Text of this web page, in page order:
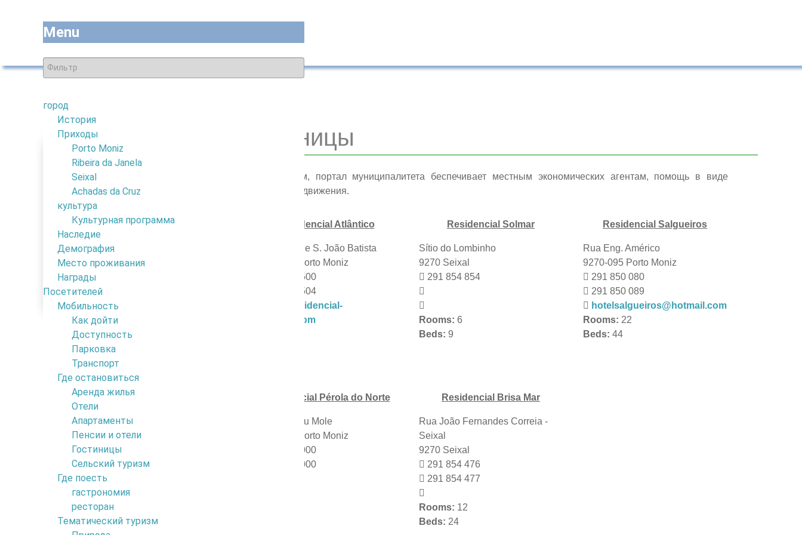
Menu
город
История
Приходы
Porto Moniz
Ribeira da Janela
Seixal
Achadas da Cruz
культура
Культурная программа
Наследие
Демография
Место проживания
Награды
Посетителей
Мобильность
Как дойти
Доступность
Парковка
Транспорт
Где остановиться
Аренда жилья
Отели
Апартаменты
Пенсии и отели
Гостиницы
Сельский туризм
Где поесть
гастрономия
ресторан
Тематический туризм
Где Остановиться
Аренда жилья
Апартаменты
Пенсии и отели
Гостиницы
Сельский туризм
Гостиницы
Таким образом, портал муниципалитета беспечивает местным экономических агентам, помощь в виде
рекламы и продвижения.
Residencial Atlântico
Rua Forte de S. João Batista
9270-095 Porto Moniz
291 852 500
291 852 504
info@residencial-
atlantico.com
Residencial Solmar
Sítio do Lombinho
9270 Seixal
291 854 854
Rooms: 6
Beds: 9
Residencial Salgueiros
Rua Eng. Américo
9270-095 Porto Moniz
291 850 080
291 850 089
hotelsalgueiros@hotmail.com
Rooms: 22
Beds: 44
Residencial Pérola do Norte
Rua do Ilhéu Mole
9270-095 Porto Moniz
291 853 000
291 853 000
Residencial Brisa Mar
Rua João Fernandes Correia -
Seixal
9270 Seixal
291 854 476
291 854 477
Rooms: 12
Beds: 24
CONTACTOS
GERAL
291 853 153